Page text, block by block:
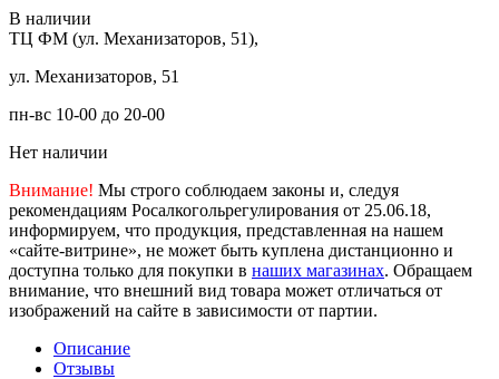
В наличии
ТЦ ФМ (ул. Механизаторов, 51),
ул. Механизаторов, 51
пн-вс 10-00 до 20-00
Нет наличии
Внимание! Мы строго соблюдаем законы и, следуя
рекомендациям Росалкогольрегулирования от 25.06.18,
информируем, что продукция, представленная на нашем
«сайте-витрине», не может быть куплена дистанционно и
доступна только для покупки в наших магазинах. Обращаем
внимание, что внешний вид товара может отличаться от
изображений на сайте в зависимости от партии.
Описание
Отзывы